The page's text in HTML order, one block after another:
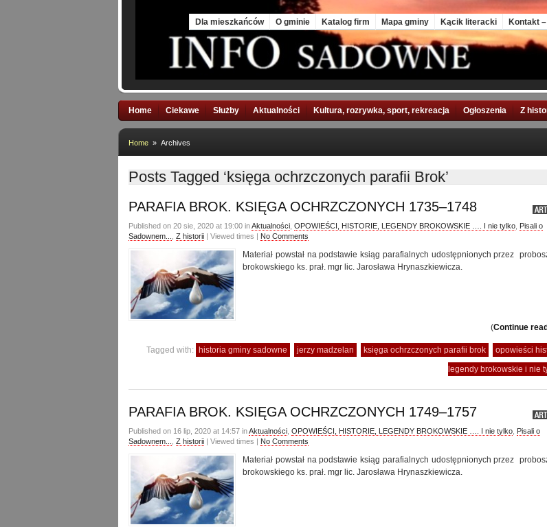
Dla mieszkańców O gminie Katalog firm Mapa gminy Kącik literacki Kontakt
Home Ciekawe Służby Aktualności Kultura, rozrywka, sport, rekreacja Ogłoszenia Z
Home » Archives
Posts Tagged ‘księga ochrzczonych parafii Brok’
PARAFIA BROK. KSIĘGA OCHRZCZONYCH 1735–1748
Published on 20 sie, 2020 at 19:00 inAktualności OPOWIEŚCI, HISTORIE, LEGENDY BROKOWSKIE …. I nie tylko Pisali o
Sadownem...
Z historii | Viewed times | No Comments
Materiał powstał na podstawie ksiąg parafialnych udostępnionych przez
brokowskiego ks. prał. mgr lic. Jarosława Hrynaszkiewicza.
(Continue
Tagged with: historia gminy sadowne jerzy madzelan księga ochrzczonych parafii brok
opowieści
legendy brokowskie i nie
PARAFIA BROK. KSIĘGA OCHRZCZONYCH 1749–1757
Published on 16 lip, 2020 at 14:57 inAktualności OPOWIEŚCI, HISTORIE, LEGENDY BROKOWSKIE …. I nie tylko Pisali o
Sadownem...
Z historii | Viewed times | No Comments
Materiał powstał na podstawie ksiąg parafialnych udostępnionych przez
brokowskiego ks. prał. mgr lic. Jarosława Hrynaszkiewicza.